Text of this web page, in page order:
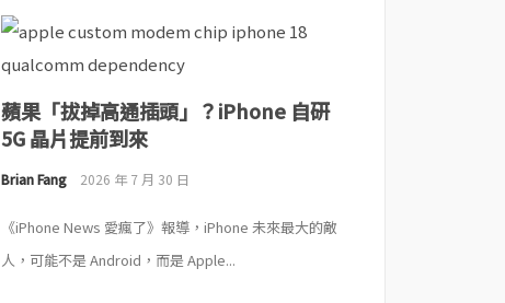
蘋果「拔掉高通插頭」？iPhone 自研
5G 晶片提前到來
Brian Fang 2026 年 7 月 30 日
《iPhone News 愛瘋了》報導，iPhone 未來最大的敵
人，可能不是 Android，而是 Apple...